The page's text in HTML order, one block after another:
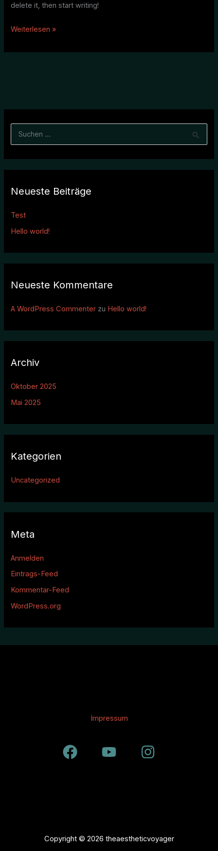
delete it, then start writing!
Weiterlesen »
e
a
h
Neueste Beiträge
Test
Hello world!
Neueste Kommentare
A WordPress Commenter zu Hello world!
Archiv
Oktober 2025
Mai 2025
Kategorien
Uncategorized
Meta
Anmelden
Eintrags-Feed
Kommentar-Feed
WordPress.org
Impressum
Copyright © 2026 theaestheticvoyager